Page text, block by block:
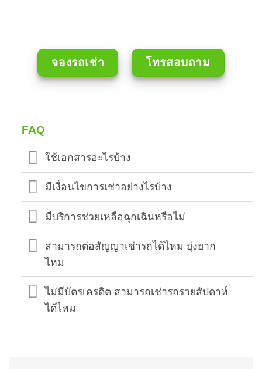
จองรถเช่า โทรสอบถาม
FAQ
ใช้เอกสารอะไรบ้าง
มีเงื่อนไขการเช่าอย่างไรบ้าง
มีบริการช่วยเหลือฉุกเฉินหรือไม่
สามารถต่อสัญญาเช่ารถได้ไหม ยุ่งยาก
ไหม
ไม่มีบัตรเครดิต สามารถเช่ารถรายสัปดาห์
ได้ไหม